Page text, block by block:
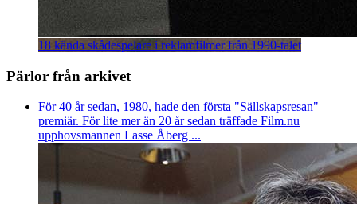
18 kända skådespelare i reklamfilmer från 1990-talet
Pärlor från arkivet
För 40 år sedan, 1980, hade den första "Sällskapsresan"
premiär. För lite mer än 20 år sedan träffade Film.nu
upphovsmannen Lasse Åberg ...